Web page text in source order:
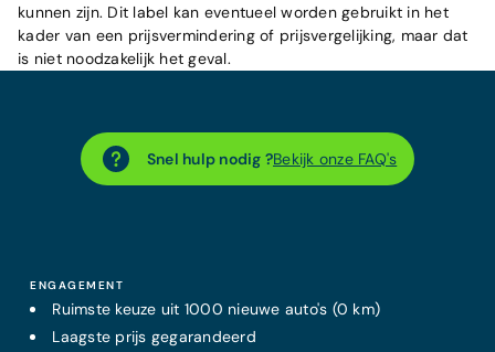
kunnen zijn. Dit label kan eventueel worden gebruikt in het
kader van een prijsvermindering of prijsvergelijking, maar dat
is niet noodzakelijk het geval.
Snel hulp nodig ?Bekijk onze FAQ's
ENGAGEMENT
Ruimste keuze uit 1000 nieuwe auto's (0 km)
Laagste prijs gegarandeerd